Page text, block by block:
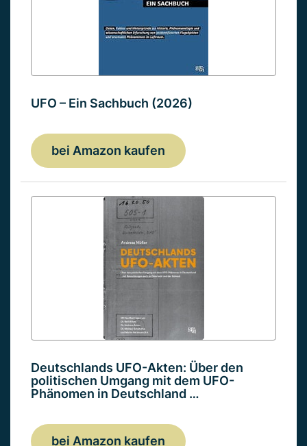
UFO – Ein Sachbuch (2026)
bei Amazon kaufen
Deutschlands UFO-Akten: Über den
politischen Umgang mit dem UFO-
Phänomen in Deutschland …
bei Amazon kaufen